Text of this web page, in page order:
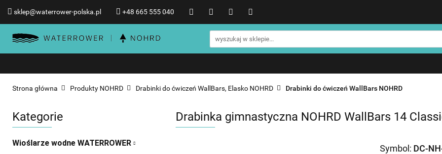
sklep@waterrower-polska.pl +48 665 555 040
Strefa klienta Promocje %
Wioślarze wodne WATERROWER
Informacje o WATERROWER Informacje o NOHRD Strefa treningowa NOHRD
Promocje %
Strona główna Produkty NOHRD Drabinki do ćwiczeń WallBars, Elasko NOHRD Drabinki do ćwiczeń WallBars NOHRD
Kategorie
Wioślarze wodne WATERROWER
Drabinka gimnastyczna NOHRD WallBars 14
Symbol: DC-